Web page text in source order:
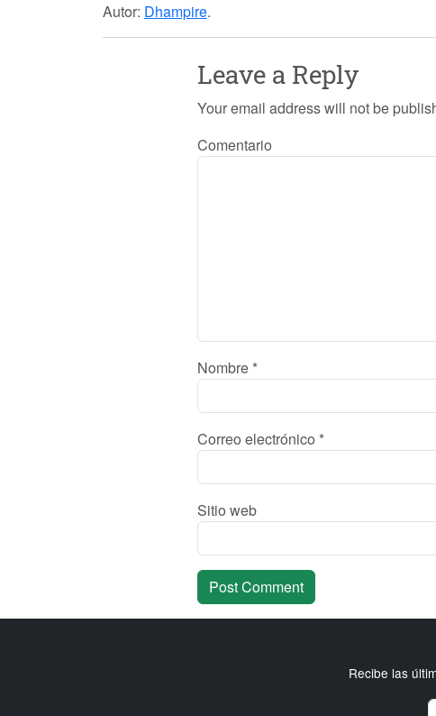
Autor: Dhampire.
Leave a Reply
Your email address will not be
Comentario
Nombre *
Correo electrónico *
Sitio web
Recibe las